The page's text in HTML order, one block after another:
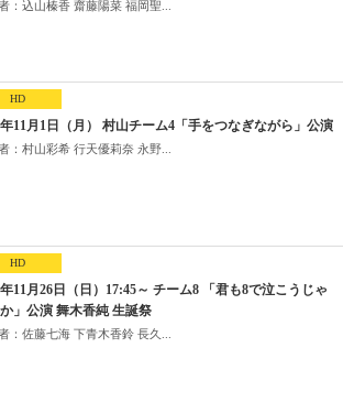
：込山榛香 齋藤陽菜 福岡聖...
HD
11月1日（月） 村山チーム4「手をつなぎながら」公演
：村山彩希 行天優莉奈 永野...
HD
11月26日（日）17:45～ チーム8 「君も8で泣こうじゃ
」公演 舞木香純 生誕祭
：佐藤七海 下青木香鈴 長久...